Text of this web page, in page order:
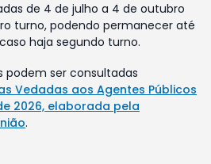
de 4 de julho a 4 de outubro
turno, podendo permanecer até
haja segundo turno.
podem ser consultadas
Vedadas aos Agentes Públicos
2026, elaborada pela
.